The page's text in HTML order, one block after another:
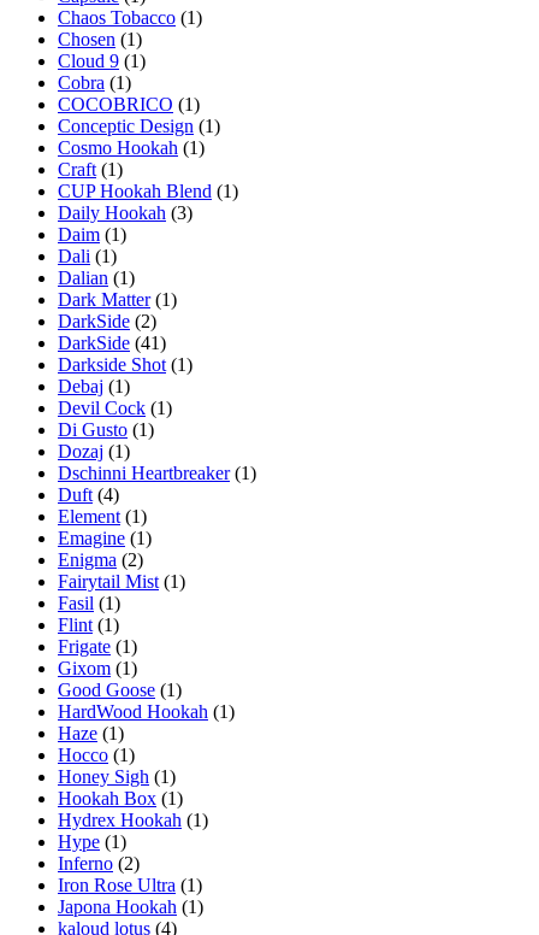
Chaos Tobacco (1)
Chosen (1)
Cloud 9 (1)
Cobra (1)
COCOBRICO (1)
Conceptic Design (1)
Cosmo Hookah (1)
Craft (1)
CUP Hookah Blend (1)
Daily Hookah (3)
Daim (1)
Dali (1)
Dalian (1)
Dark Matter(1)
DarkSide (2)
DarkSide (41)
Darkside Shot (1)
Debaj (1)
Devil Cock (1)
Di Gusto (1)
Dozaj (1)
Dschinni Heartbreaker(1)
Duft (4)
Element (1)
Emagine (1)
Enigma (2)
Fairytail Mist (1)
Fasil (1)
Flint (1)
Frigate (1)
Gixom (1)
Good Goose (1)
HardWood Hookah (1)
Haze (1)
Hocco (1)
Honey Sigh (1)
Hookah Box (1)
Hydrex Hookah (1)
Hype (1)
Inferno (2)
Iron Rose Ultra (1)
Japona Hookah (1)
kaloud lotus (4)